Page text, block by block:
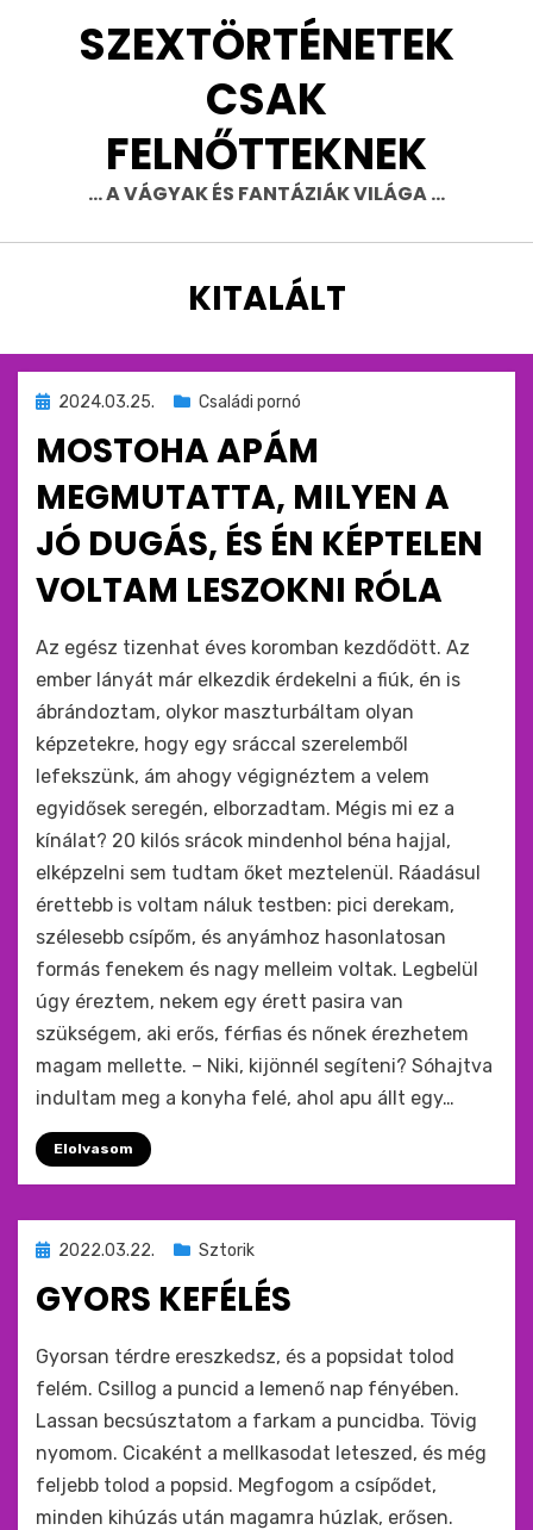
SZEXTÖRTÉNETEK
CSAK
FELNŐTTEKNEK
… A VÁGYAK ÉS FANTÁZIÁK VILÁGA …
CÍMKE
:
KITALÁLT
Beküldve
2024.03.25. Családi pornó
MOSTOHA APÁM
MEGMUTATTA, MILYEN A
JÓ DUGÁS, ÉS ÉN KÉPTELEN
VOLTAM LESZOKNI RÓLA
monkey
Az egész tizenhat éves koromban kezdődött. Az
ember lányát már elkezdik érdekelni a fiúk, én is
ábrándoztam, olykor maszturbáltam olyan
képzetekre, hogy egy sráccal szerelemből
lefekszünk, ám ahogy végignéztem a velem
egyidősek seregén, elborzadtam. Mégis mi ez a
kínálat? 20 kilós srácok mindenhol béna hajjal,
elképzelni sem tudtam őket meztelenül. Ráadásul
érettebb is voltam náluk testben: pici derekam,
szélesebb csípőm, és anyámhoz hasonlatosan
formás fenekem és nagy melleim voltak. Legbelül
úgy éreztem, nekem egy érett pasira van
szükségem, aki erős, férfias és nőnek érezhetem
magam mellette. – Niki, kijönnél segíteni? Sóhajtva
indultam meg a konyha felé, ahol apu állt egy…
Elolvasom
Beküldve
:
2022.03.22. Sztorik
GYORS KEFÉLÉS
monkey
Gyorsan térdre ereszkedsz, és a popsidat tolod
felém. Csillog a puncid a lemenő nap fényében.
Lassan becsúsztatom a farkam a puncidba. Tövig
nyomom. Cicaként a mellkasodat leteszed, és még
feljebb tolod a popsid. Megfogom a csípődet,
minden kihúzás után magamra húzlak, erősen.